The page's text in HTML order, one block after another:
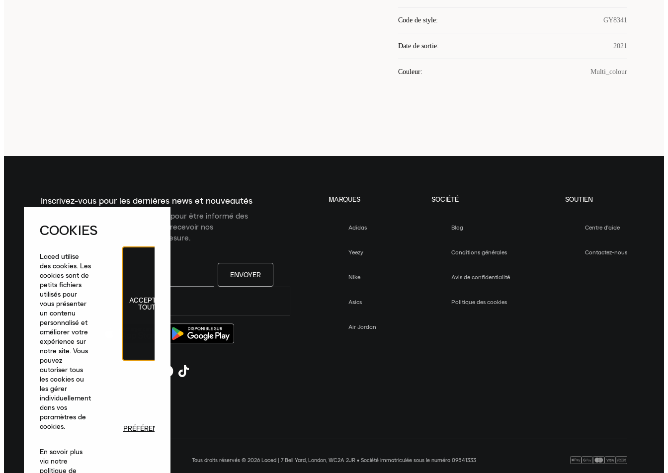
Code de style: GY8341
Date de sortie: 2021
Couleur: Multi_colour
Inscrivez-vous pour les dernières news et nouveautés
Inscrivez-vous à la newsletter Laced pour être informé des
dernières nouveautés, collections et recevoir nos
recommandations de produits sur mesure.
ENVOYER
France|Français
MARQUES
Adidas
Yeezy
Nike
Asics
Air Jordan
SOCIÉTÉ
Blog
Conditions générales
Avis de confidentialité
Politique des cookies
SOUTIEN
Centre d'aide
Contactez-nous
Tous droits réservés © 2026 Laced | 7 Bell Yard, London, WC2A 2JR • Société immatriculée sous le numéro 09541333
COOKIES
Laced utilise
des cookies. Les
cookies sont de
petits fichiers
utilisés pour
vous présenter
un contenu
personnalisé et
améliorer votre
expérience sur
notre site. Vous
pouvez
autoriser tous
les cookies ou
les gérer
individuellement
dans vos
paramètres de
cookies.
En savoir plus
via notre
politique de
ACCEPTER
TOUT
PRÉFÉRENCES